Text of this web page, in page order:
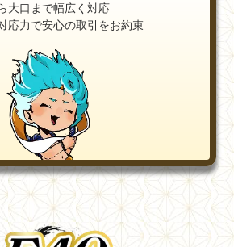
大口まで幅広く対応
応力で安心の取引をお約束